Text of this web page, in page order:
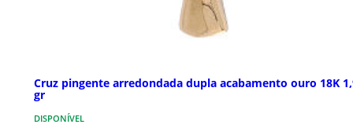
Cruz pingente arredondada dupla acabamento ouro 18K
gr
DISPONÍVEL